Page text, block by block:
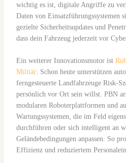
wichtig es ist, digitale Angriffe zu
Daten von Einsatzführungssystemen
gezielte Sicherheitsupdates und
dass dein Fahrzeug jederzeit vor
Ein weiterer Innovationsmotor ist
Militär: Schon heute unterstützen
ferngesteuerte Landfahrzeuge Risk-
persönlich vor Ort sein willst. PBN
modularen Roboterplattformen und
Wartungssystemen, die im Feld
durchführen oder sich intelligent an
Geländebedingungen anpassen. So
Effizienz und reduziertem